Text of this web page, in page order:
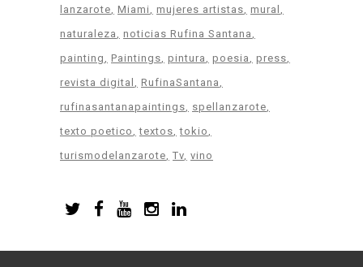
lanzarote Miami mujeres artistas mural
naturaleza
noticias Rufina Santana
painting
Paintings pintura poesia
press
revista digital
RufinaSantana
rufinasantanapaintings
spellanzarote
texto poetico
textos tokio
turismodelanzarote Tv vino